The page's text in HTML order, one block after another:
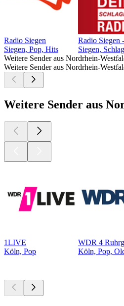
Radio Siegen
Siegen, Pop, Hits
Radio Siegen
Siegen,
Weitere Sender aus Nordrhein-
Weitere Sender aus Nordrhein-
Weitere Sender aus
1LIVE
Köln, Pop
WDR 4
Köln, Pop,